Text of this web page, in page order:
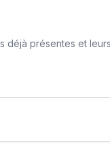
déjà présentes et